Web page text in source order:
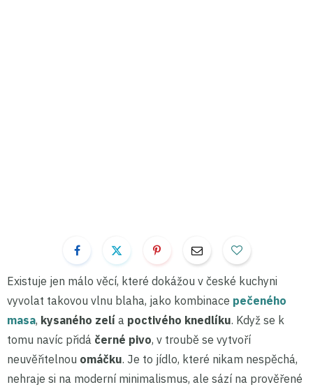
Existuje jen málo věcí, které dokážou v české kuchyni
vyvolat takovou vlnu blaha, jako kombinace pečeného
masa, kysaného zelí a poctivého knedlíku. Když se k
tomu navíc přidá černé pivo, v troubě se vytvoří
neuvěřitelnou omáčku. Je to jídlo, které nikam nespěchá,
nehraje si na moderní minimalismus, ale sází na prověřené